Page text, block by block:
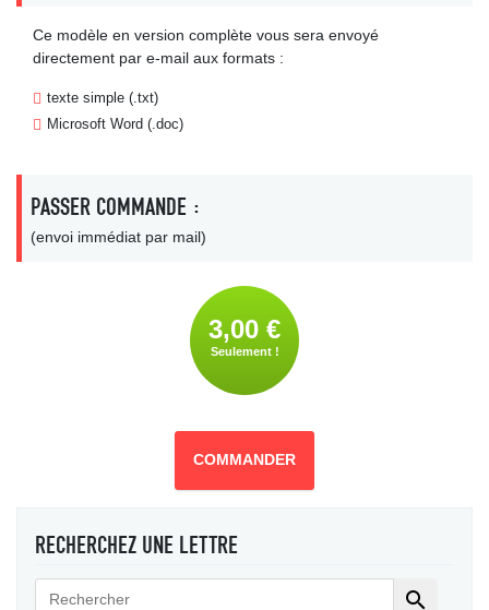
Ce modèle en version complète vous sera envoyé
directement par e-mail aux formats :
texte simple (.txt)
Microsoft Word (.doc)
PASSER COMMANDE :
(envoi immédiat par mail)
3,00 €
Seulement !
COMMANDER
RECHERCHEZ UNE LETTRE
